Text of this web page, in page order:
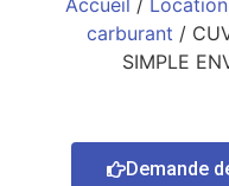
Accueil /
carburant /
SIMPLE
Demande